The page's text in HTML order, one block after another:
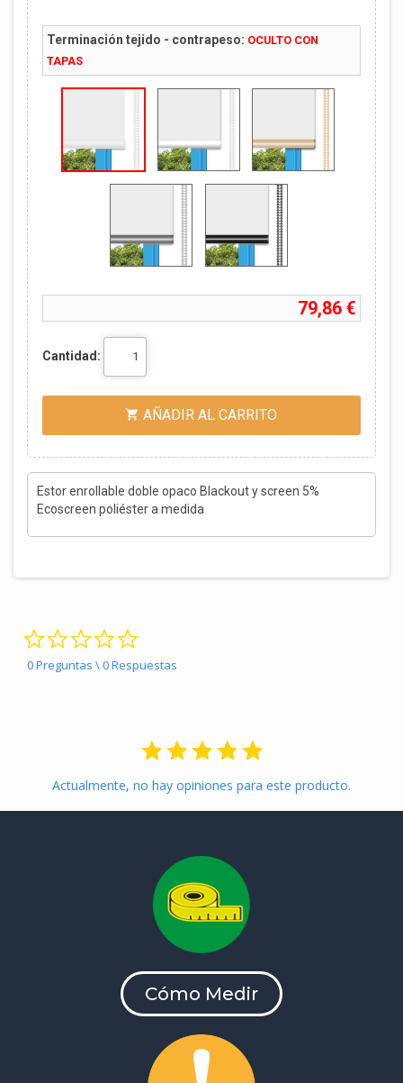
Terminación tejido - contrapeso: OCULTO CON
TAPAS
79,86 €
Cantidad:
 AÑADIR AL CARRITO
Estor enrollable doble opaco Blackout y screen 5%
Ecoscreen poliéster a medida
0 Preguntas \ 0 Respuestas
Actualmente, no hay opiniones para este producto.
Cómo Medir